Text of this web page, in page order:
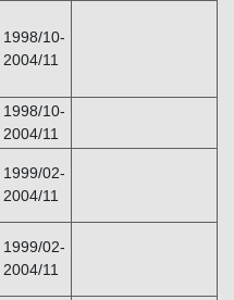
1998/10-
2004/11
1998/10-
2004/11
1999/02-
2004/11
1999/02-
2004/11